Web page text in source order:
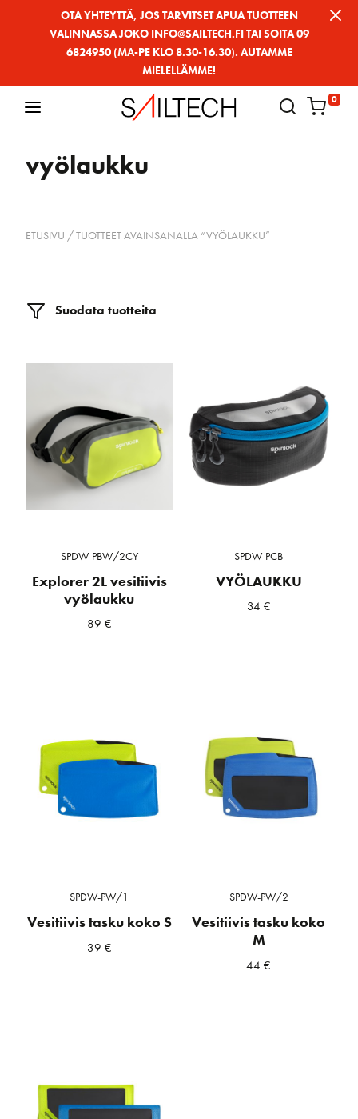
OTA YHTEYTTÄ, JOS TARVITSET APUA TUOTTEEN
VALINNASSA JOKO INFO@SAILTECH.FI TAI SOITA 09
6824950 (MA-PE KLO 8.30-16.30). AUTAMME
MIELELLÄMME!
0
vyölaukku
ETUSIVU / TUOTTEET AVAINSANALLA “VYÖLAUKKU”
Suodata tuotteita
SPDW-PBW/2CY
Explorer 2L vesitiivis
vyölaukku
89 €
SPDW-PCB
VYÖLAUKKU
34 €
SPDW-PW/1
Vesitiivis tasku koko S
39 €
SPDW-PW/2
Vesitiivis tasku koko
M
44€